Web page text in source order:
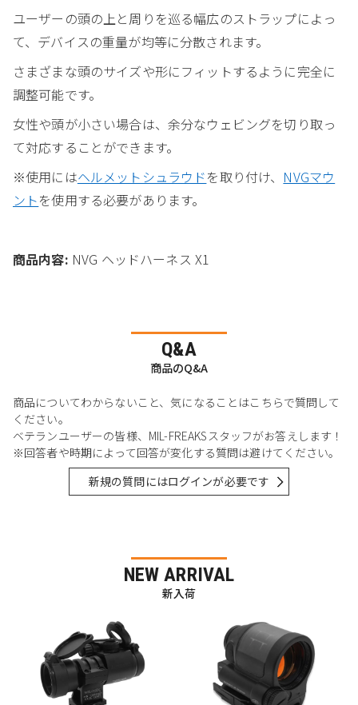
ユーザーの頭の上と周りを巡る幅広のストラップによっ
て、デバイスの重量が均等に分散されます。
さまざまな頭のサイズや形にフィットするように完全に
調整可能です。
女性や頭が小さい場合は、余分なウェビングを切り取っ
て対応することができます。
※使用にはヘルメットシュラウドを取り付け、 NVGマウ
ントを使用する必要があります。
商品内容: NVG ヘッドハーネス X1
Q&A
商品のQ&A
商品についてわからないこと、気になることはこちらで質問して
ください。
ベテランユーザーの皆様、MIL-FREAKSスタッフがお答えします！
※回答者や時期によって回答が変化する質問は避けてください。
新規の質問にはログインが必要です
NEW ARRIVAL
新入荷